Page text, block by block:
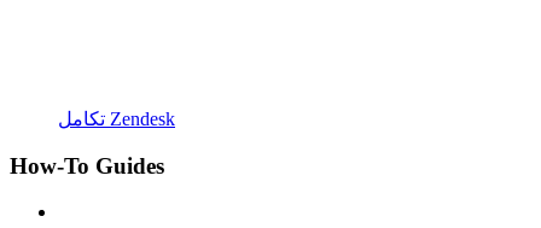
تكامل Zendesk
How-To Guides